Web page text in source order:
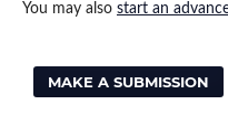
You may also start an
MAKE A SUBMISSION